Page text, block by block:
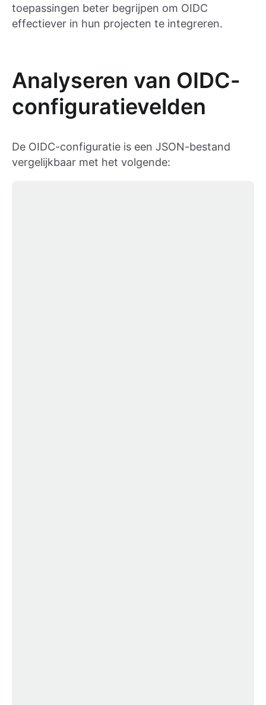
toepassingen beter begrijpen om OIDC
effectiever in hun projecten te integreren.
Analyseren van OIDC-
configuratievelden
De OIDC-configuratie is een JSON-bestand
vergelijkbaar met het volgende: